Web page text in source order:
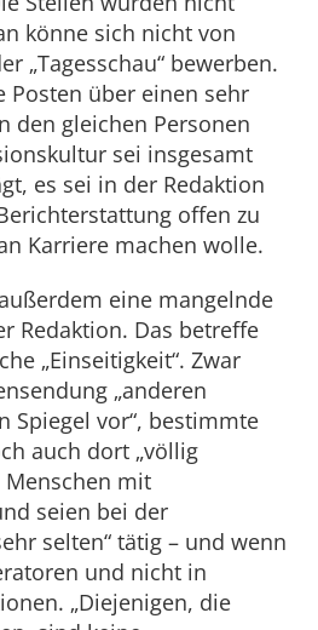
könne sich nicht von
„Tagesschau“ bewerben.
Posten über einen sehr
den gleichen Personen
sei insgesamt
es sei in der Redaktion
offen zu
Karriere machen wolle.
eine mangelnde
Redaktion. Das betreffe
„Einseitigkeit“. Zwar
„anderen
Spiegel vor“, bestimmte
auch dort „völlig
Menschen mit
seien bei der
selten“ tätig – und wenn
und nicht in
„Diejenigen, die